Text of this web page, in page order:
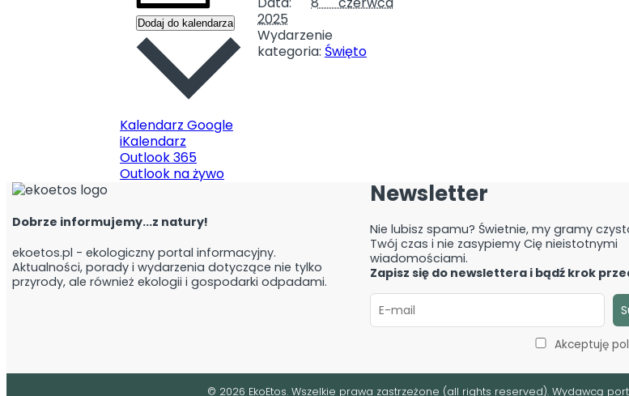
Technologie
Gospodarka
Odpady
Wyszukiwarka cen odpadów
Gdzie wyrzucać?
Dlaczego segregować?
Jak być bardziej EKO?
Dodaj do kalendarza
Kalendarz Google
iKalendarz
Outlook 365
Outlook na żywo
2025
Wydarzenie
kategoria: Święto
Dobrze informujemy...z natury!
ekoetos.pl - ekologiczny portal informacyjny.
Aktualności, porady i wydarzenia dotyczące nie tylko
przyrody, ale również ekologii i gospodarki odpadami.
Newsletter
Nie lubisz spamu? Świetnie, my gramy
Twój czas i nie zasypiemy Cię nieistotnymi
wiadomościami.
Zapisz się do newslettera i bądź krok
Akceptuję
© 2026 EkoEtos. Wszelkie prawa zastrzeżone (all rights reserved). Wydawcą